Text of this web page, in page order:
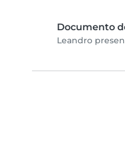
Documento
Leandro